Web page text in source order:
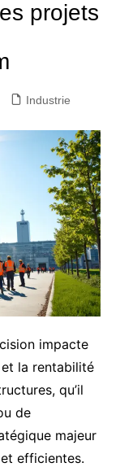
projets
Industrie
impacte
la rentabilité
qu’il
de
majeur
efficientes.